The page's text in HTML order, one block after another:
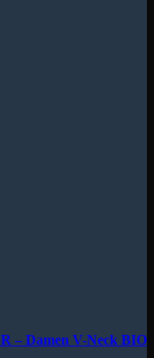
– Damen V-Neck BIO